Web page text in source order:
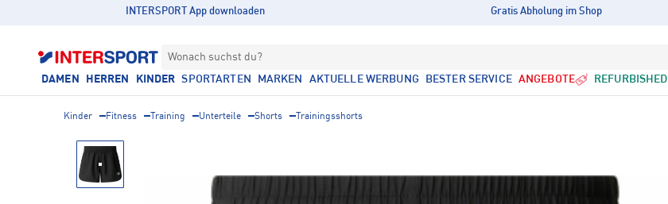
INTERSPORT App downloaden Gratis Abholung im Shop
Wonach suchst du?
DAMEN HERREN KINDER SPORTARTEN MARKEN AKTUELLE WERBUNG BESTER SERVICE ANGEBOTE REFURBISHED
Kinder Fitness Training Unterteile Shorts Trainingsshorts